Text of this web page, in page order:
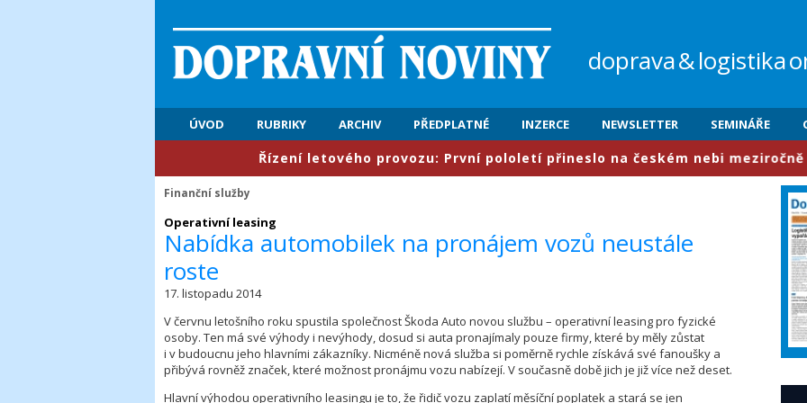
doprava&logistika
ÚVOD RUBRIKY ARCHIV PŘEDPLATNÉ INZERCE NEWSLETTER SEMINÁŘE
​Řízení letového provozu: První pololetí přineslo na českém nebi meziročně
Finanční služby
Operativní leasing
Nabídka automobilek na pronájem vozů neustále
roste
17. listopadu 2014
V červnu letošního roku spustila společnost Škoda Auto novou službu – operativní leasing pro fyzické
osoby. Ten má své výhody i nevýhody, dosud si auta pronajímaly pouze firmy, které by měly zůstat
i v budoucnu jeho hlavními zákazníky. Nicméně nová služba si poměrně rychle získává své fanoušky a
přibývá rovněž značek, které možnost pronájmu vozu nabízejí. V současně době jich je již více než deset.
Hlavní výhodou operativního leasingu je to, že řidič vozu zaplatí měsíční poplatek a stará se jen